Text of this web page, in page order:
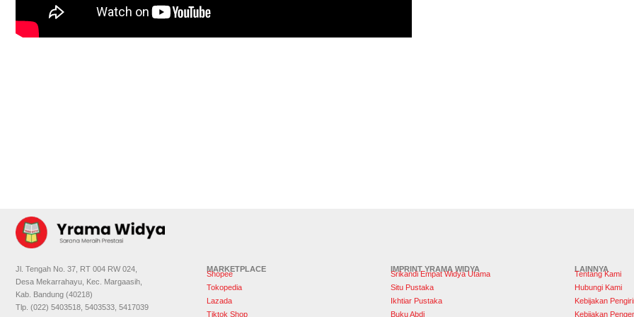
Jl. Tengah No. 37, RT 004 RW 024,
Desa Mekarrahayu, Kec. Margaasih,
Kab. Bandung (40218)
Tlp. (022) 5403518, 5403533, 5417039
MARKETPLACE
Shopee
Tokopedia
Lazada
Tiktok Shop
IMPRINT YRAMA WIDYA
Srikandi Empat Widya Utama
Situ Pustaka
Ikhtiar Pustaka
Buku Abdi
LAINNYA
Tentang Kami
Hubungi Kami
Kebijakan
Kebijakan